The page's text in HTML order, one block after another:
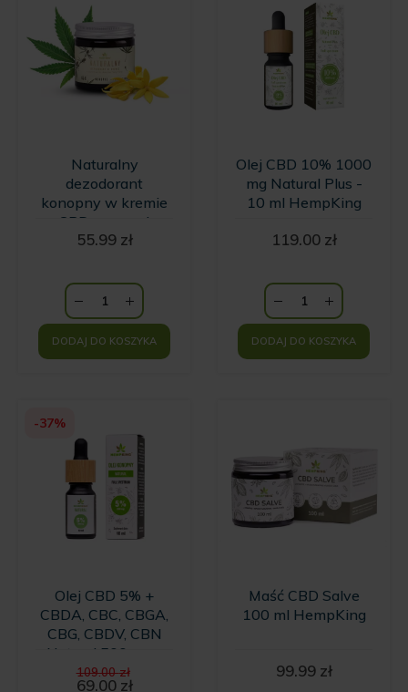
Naturalny
dezodorant
konopny w kremie
z CBD o zapachu
wanilii i kwiatów
HempKing
55.99 zł
DODAJ DO KOSZYKA
Olej CBD 10% 1000
mg Natural Plus -
10 ml HempKing
119.00 zł
DODAJ DO KOSZYKA
-37%
Olej CBD 5% +
CBDA, CBC, CBGA,
CBG, CBDV, CBN
Natural 500 mg -
10ml
109.00zł
cena
69.00 zł
Maść CBD Salve
100 ml HempKing
99.99 zł